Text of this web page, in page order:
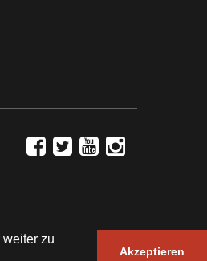
zu
Akzeptieren
| Design by ©